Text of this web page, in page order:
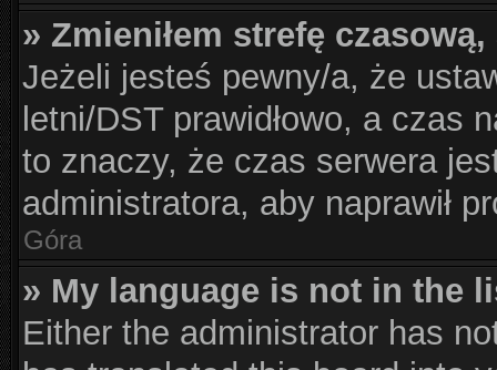
» Zmieniłem strefę
Jeżeli jesteś pewny/a, że
letni/DST prawidłowo, a czas
to znaczy, że czas serwera
administratora, aby naprawił
Góra
» My language is not in the
Either the administrator has